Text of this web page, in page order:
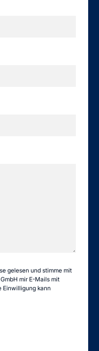
gelesen und stimme mit
mir E-Mails mit
Einwilligung kann